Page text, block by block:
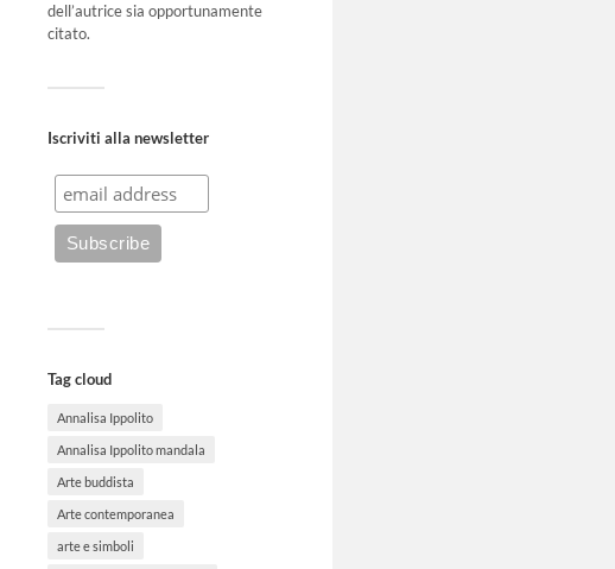
dell’autrice sia opportunamente
citato.
Iscriviti alla newsletter
Tag cloud
Annalisa Ippolito
Annalisa Ippolito mandala
Arte buddista
Arte contemporanea
arte e simboli